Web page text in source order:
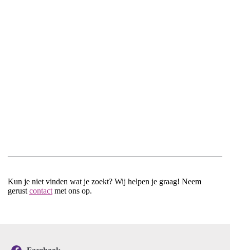
Kun je niet vinden wat je zoekt? Wij helpen je graag! Neem
gerust contact met ons op.